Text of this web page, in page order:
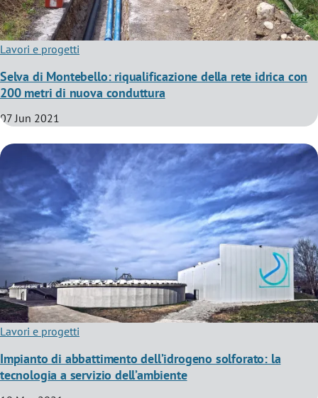
Lavori e progetti
Selva di Montebello: riqualificazione della rete idrica con
200 metri di nuova conduttura
07 Jun 2021
Lavori e progetti
Impianto di abbattimento dell’idrogeno solforato: la
tecnologia a servizio dell’ambiente